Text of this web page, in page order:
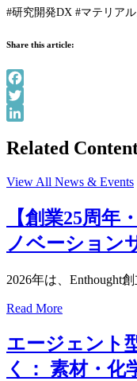
#研究開発DX #マテリア
Share this article:
Facebook
Twitter
Related
View All News & Events
【創業25周年
ノベーション
2026年は、Enthought
Read More
エージェント
く： 素材・化